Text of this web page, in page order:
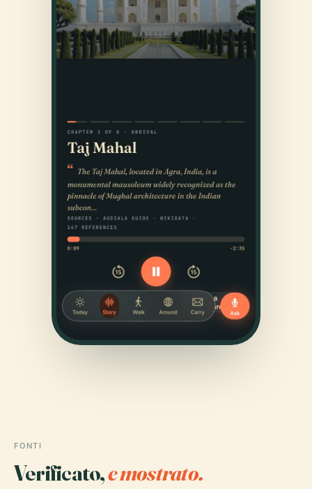
FONTI
Verificato,e mostrato.